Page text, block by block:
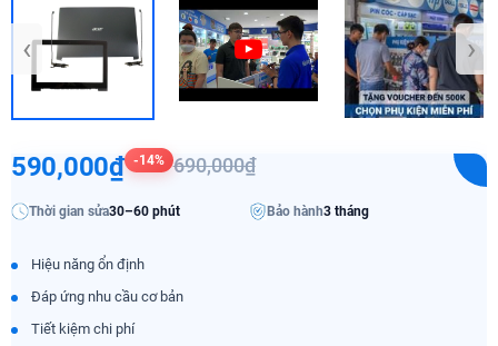
‹ ›
590,000₫ -14% 690,000₫
Thời gian sửa30–60 phút Bảo hành3 tháng
Hiệu năng ổn định
Đáp ứng nhu cầu cơ bản
Tiết kiệm chi phí